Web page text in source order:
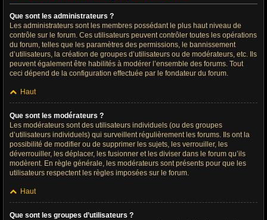
Que sont les administrateurs ?
Les administrateurs sont les membres possédant le plus haut niveau de
contrôle sur le forum. Ces utilisateurs peuvent contrôler toutes les opérations
du forum, telles que les paramètres des permissions, le bannissement
d’utilisateurs, la création de groupes d’utilisateurs ou de modérateurs, etc. Ils
peuvent également être habilités à modérer l’ensemble des forums. Tout
ceci dépend de la configuration effectuée par le fondateur du forum.
Haut
Que sont les modérateurs ?
Les modérateurs sont des utilisateurs individuels (ou des groupes
d’utilisateurs individuels) qui surveillent régulièrement les forums. Ils ont la
possibilité de modifier ou de supprimer les sujets, les verrouiller, les
déverrouiller, les déplacer, les fusionner et les diviser dans le forum qu’ils
modèrent. En règle générale, les modérateurs sont présents pour que les
utilisateurs respectent les règles imposées sur le forum.
Haut
Que sont les groupes d’utilisateurs ?